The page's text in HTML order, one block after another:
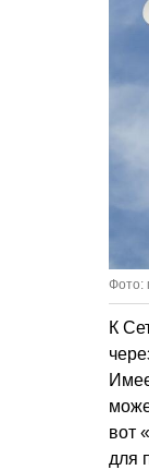
Фото:
К
вот
для